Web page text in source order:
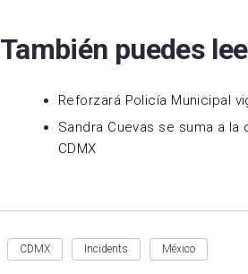
También puedes
Reforzará Policía Municipal
Sandra Cuevas se suma a
CDMX
CDMX Incidents México